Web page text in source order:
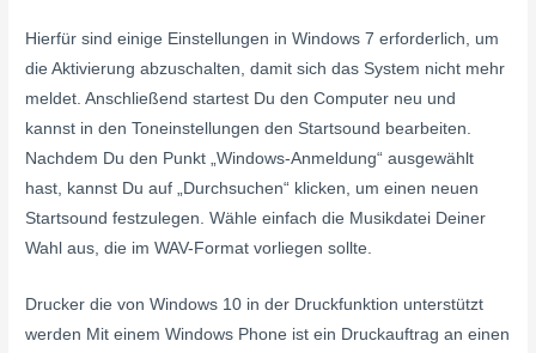
Hierfür sind einige Einstellungen in Windows 7 erforderlich, um
die Aktivierung abzuschalten, damit sich das System nicht mehr
meldet. Anschließend startest Du den Com­put­er neu und
kannst in den Tone­in­stel­lun­gen den Start­sound bear­beit­en.
Nach­dem Du den Punkt „Win­dows-Anmel­dung“ aus­gewählt
hast, kannst Du auf „Durch­suchen“ klick­en, um einen neuen
Start­sound festzule­gen. Wäh­le ein­fach die Musik­datei Dein­er
Wahl aus, die im WAV-For­mat vor­liegen sollte.
Drucker die von Windows 10 in der Druckfunktion unterstützt
werden Mit einem Windows Phone ist ein Druckauftrag an einen